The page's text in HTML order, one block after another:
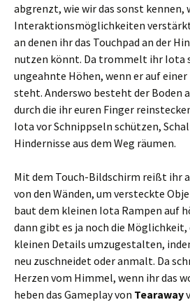
abgrenzt, wie wir das sonst kennen,
Interaktionsmöglichkeiten
an denen ihr das Touchpad an der
nutzen könnt. Da trommelt ihr Iota
ungeahnte Höhen, wenn er auf
steht. Anderswo besteht der Boden
durch die ihr euren Finger
Iota vor Schnippseln schützen,
Hindernisse aus dem Weg räumen.
Mit dem Touch-Bildschirm reißt ihr
von den Wänden, um versteckte
baut dem kleinen Iota Rampen auf
dann gibt es ja noch die
kleinen Details umzugestalten,
neu zuschneidet oder anmalt. Da
Herzen vom Himmel, wenn ihr das
heben das Gameplay von Tearaway